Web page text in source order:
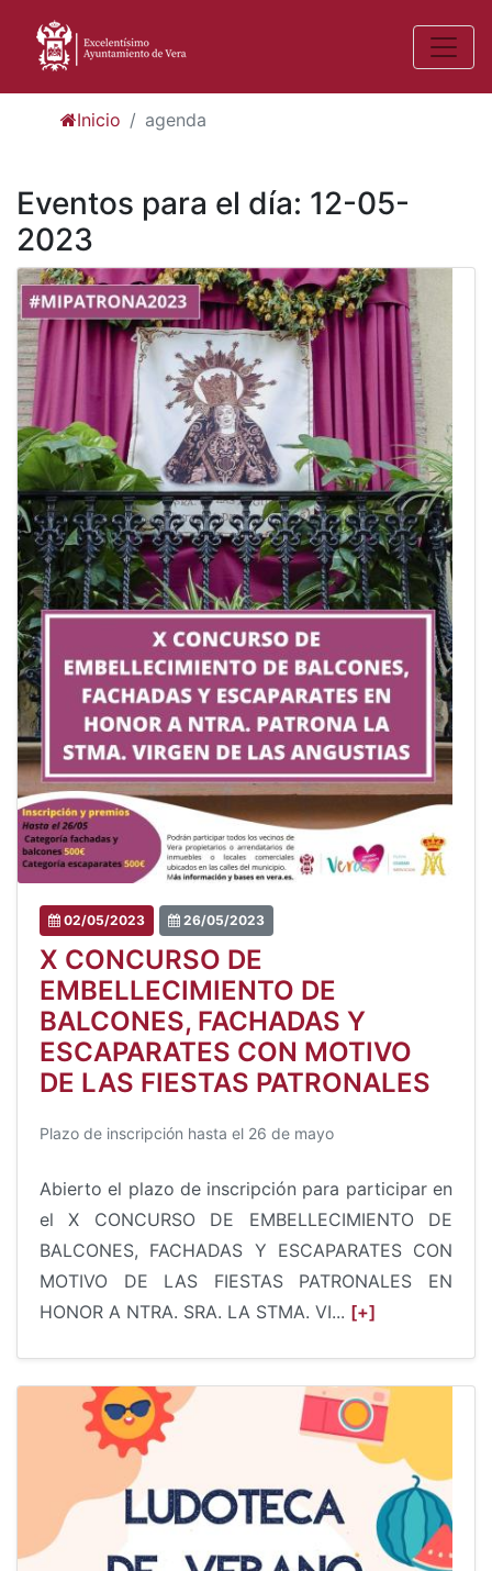
Inicio agenda
Eventos para el día: 12-05-
2023
02/05/2023 26/05/2023
X CONCURSO DE
EMBELLECIMIENTO DE
BALCONES, FACHADAS Y
ESCAPARATES CON MOTIVO
DE LAS FIESTAS PATRONALES
Plazo de inscripción hasta el 26 de mayo
Abierto el plazo de inscripción para participar en
el X CONCURSO DE EMBELLECIMIENTO DE
BALCONES, FACHADAS Y ESCAPARATES CON
MOTIVO DE LAS FIESTAS PATRONALES EN
HONOR A NTRA. SRA. LA STMA. VI... [+]